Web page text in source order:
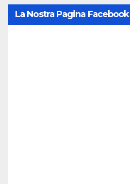
La Nostra Pagina Facebook